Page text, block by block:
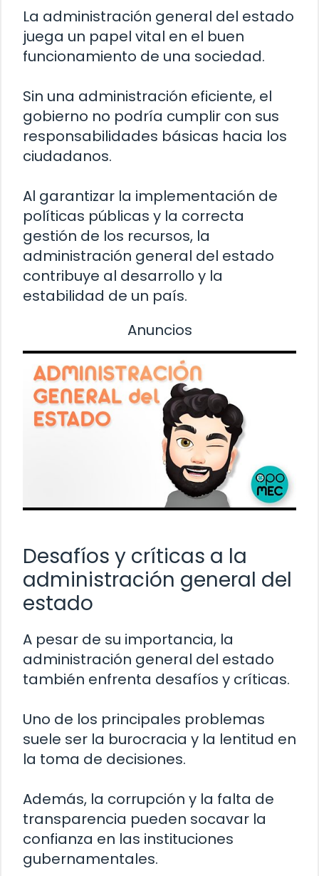
La administración general del estado
juega un papel vital en el buen
funcionamiento de una sociedad.
Sin una administración eficiente, el
gobierno no podría cumplir con sus
responsabilidades básicas hacia los
ciudadanos.
Al garantizar la implementación de
políticas públicas y la correcta
gestión de los recursos, la
administración general del estado
contribuye al desarrollo y la
estabilidad de un país.
Anuncios
Desafíos y críticas a la
administración general del
estado
A pesar de su importancia, la
administración general del estado
también enfrenta desafíos y críticas.
Uno de los principales problemas
suele ser la burocracia y la lentitud en
la toma de decisiones.
Además, la corrupción y la falta de
transparencia pueden socavar la
confianza en las instituciones
gubernamentales.